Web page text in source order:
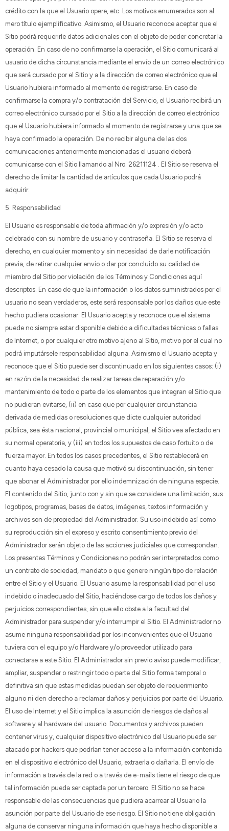
crédito con la que el Usuario opere, etc. Los motivos enumerados son al
mero título ejemplificativo. Asimismo, el Usuario reconoce aceptar que el
Sitio podrá requerirle datos adicionales con el objeto de poder concretar la
operación. En caso de no confirmarse la operación, el Sitio comunicará al
usuario de dicha circunstancia mediante el envío de un correo electrónico
que será cursado por el Sitio y a la dirección de correo electrónico que el
Usuario hubiera informado al momento de registrarse. En caso de
confirmarse la compra y/o contratación del Servicio, el Usuario recibirá un
correo electrónico cursado por el Sitio a la dirección de correo electrónico
que el Usuario hubiera informado al momento de registrarse y una que se
haya confirmado la operación. De no recibir alguna de las dos
comunicaciones anteriormente mencionadas el usuario deberá
comunicarse con el Sitio llamando al Nro. 26211124 . El Sitio se reserva el
derecho de limitar la cantidad de artículos que cada Usuario podrá
adquirir.
5. Responsabilidad
El Usuario es responsable de toda afirmación y/o expresión y/o acto
celebrado con su nombre de usuario y contraseña. El Sitio se reserva el
derecho, en cualquier momento y sin necesidad de darle notificación
previa, de retirar cualquier envío o dar por concluido su calidad de
miembro del Sitio por violación de los Términos y Condiciones aquí
descriptos. En caso de que la información o los datos suministrados por el
usuario no sean verdaderos, este será responsable por los daños que este
hecho pudiera ocasionar. El Usuario acepta y reconoce que el sistema
puede no siempre estar disponible debido a dificultades técnicas o fallas
de Internet, o por cualquier otro motivo ajeno al Sitio, motivo por el cual no
podrá imputársele responsabilidad alguna. Asimismo el Usuario acepta y
reconoce que el Sitio puede ser discontinuado en los siguientes casos: (i)
en razón de la necesidad de realizar tareas de reparación y/o
mantenimiento de todo o parte de los elementos que integran el Sitio que
no pudieran evitarse, (ii) en caso que por cualquier circunstancia
derivada de medidas o resoluciones que dicte cualquier autoridad
pública, sea ésta nacional, provincial o municipal, el Sitio vea afectado en
su normal operatoria, y (iii) en todos los supuestos de caso fortuito o de
fuerza mayor. En todos los casos precedentes, el Sitio restablecerá en
cuanto haya cesado la causa que motivó su discontinuación, sin tener
que abonar el Administrador por ello indemnización de ninguna especie.
El contenido del Sitio, junto con y sin que se considere una limitación, sus
logotipos, programas, bases de datos, imágenes, textos información y
archivos son de propiedad del Administrador. Su uso indebido así como
su reproducción sin el expreso y escrito consentimiento previo del
Administrador serán objeto de las acciones judiciales que correspondan.
Los presentes Términos y Condiciones no podrán ser interpretados como
un contrato de sociedad, mandato o que genere ningún tipo de relación
entre el Sitio y el Usuario. El Usuario asume la responsabilidad por el uso
indebido o inadecuado del Sitio, haciéndose cargo de todos los daños y
perjuicios correspondientes, sin que ello obste a la facultad del
Administrador para suspender y/o interrumpir el Sitio. El Administrador no
asume ninguna responsabilidad por los inconvenientes que el Usuario
tuviera con el equipo y/o Hardware y/o proveedor utilizado para
conectarse a este Sitio. El Administrador sin previo aviso puede modificar,
ampliar, suspender o restringir todo o parte del Sitio forma temporal o
definitiva sin que estas medidas puedan ser objeto de requerimiento
alguno ni den derecho a reclamar daños y perjuicios por parte del Usuario.
El uso de Internet y el Sitio implica la asunción de riesgos de daños al
software y al hardware del usuario. Documentos y archivos pueden
contener virus y, cualquier dispositivo electrónico del Usuario puede ser
atacado por hackers que podrían tener acceso a la información contenida
en el dispositivo electrónico del Usuario, extraerla o dañarla. El envío de
información a través de la red o a través de e-mails tiene el riesgo de que
tal información pueda ser captada por un tercero. El Sitio no se hace
responsable de las consecuencias que pudiera acarrear al Usuario la
asunción por parte del Usuario de ese riesgo. El Sitio no tiene obligación
alguna de conservar ninguna información que haya hecho disponible a